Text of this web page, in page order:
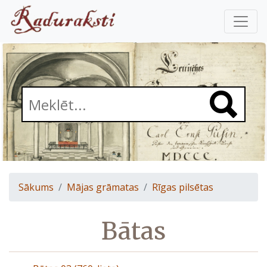
Sākums Mājas grāmatas Rīgas pilsētas
Bātas